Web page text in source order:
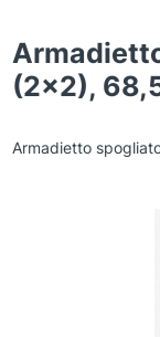
(2×2),
Armadietto